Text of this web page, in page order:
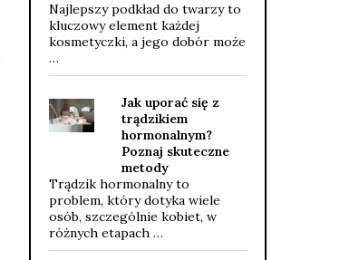
Najlepszy podkład do twarzy to
kluczowy element każdej
kosmetyczki, a jego dobór może
…
Jak uporać się z
trądzikiem
hormonalnym?
Poznaj skuteczne
metody
Trądzik hormonalny to
problem, który dotyka wiele
osób, szczególnie kobiet, w
różnych etapach …